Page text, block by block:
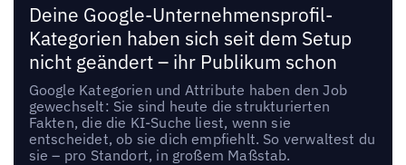
Deine Google-Unternehmensprofil-
Kategorien haben sich seit dem Setup
nicht geändert – ihr Publikum schon
Google Kategorien und Attribute haben den Job
gewechselt: Sie sind heute die strukturierten
Fakten, die die KI-Suche liest, wenn sie
entscheidet, ob sie dich empfiehlt. So verwaltest du
sie – pro Standort, in großem Maßstab.